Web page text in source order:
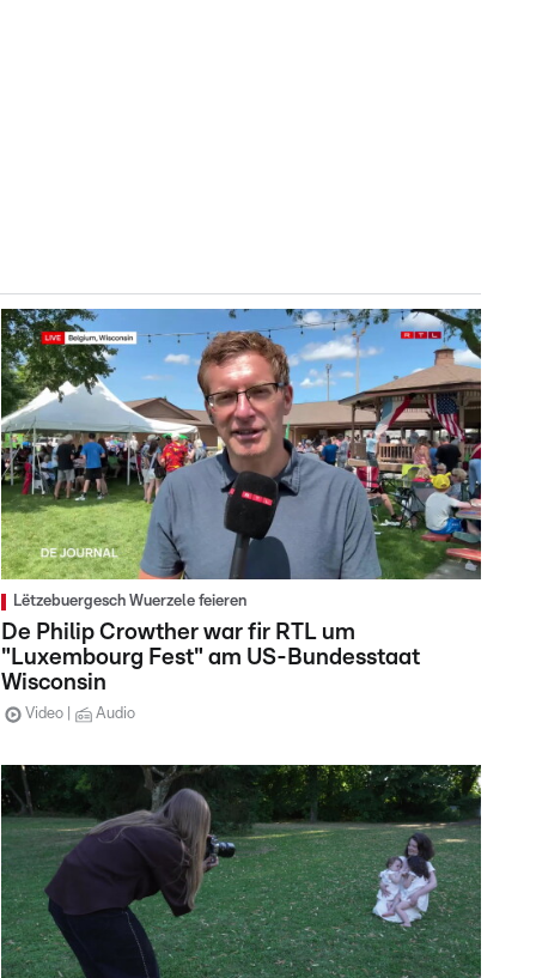
Lëtzebuergesch Wuerzele feieren
De Philip Crowther war fir RTL um
"Luxembourg Fest" am US-Bundesstaat
Wisconsin
Video Audio